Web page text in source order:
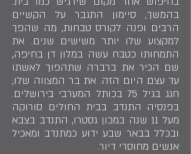
בהמשך, סיימון התגבר על הקשיים
הרבים ופנה לקורס טבחות, מה שהפך
למקצוע שלו יותר משישים שנים. את
התמחותו כטבח עשה במלון דן בחיפה,
שם הכיר את ברברה שתהפוך לאשתו
עד עצם היום הזה. את בר המצווה שלו,
חגג בגיל 75 בכותל המערבי בירושלים.
בפנסיה התנדב בבית החולים סורוקה
מעל 11 שנה במכון גסטרו, התנדב בצבא
ובכלל בבאר שבע ידוע כמתנדב ומאכיל
אנשים מחוסרי דיור.